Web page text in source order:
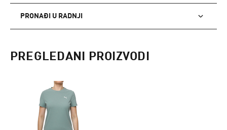
PRONAĐI U RADNJI
PREGLEDANI PROIZVODI